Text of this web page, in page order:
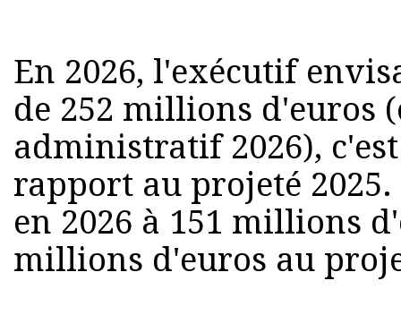
En 2026, l'exécutif
de 252 millions d'euros
administratif 2026),
rapport au projeté
en 2026 à 151 millions
millions d'euros au